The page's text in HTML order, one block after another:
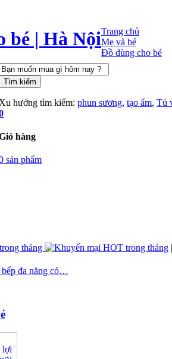
bé | Hà Nội
Xu hướng tìm kiếm: phun sương, tạo ẩm, Tủ
hàng
sản phẩm
tháng |
Trang chủ
Mẹ và bé
Đồ dùng cho bé
bếp đa năng có…